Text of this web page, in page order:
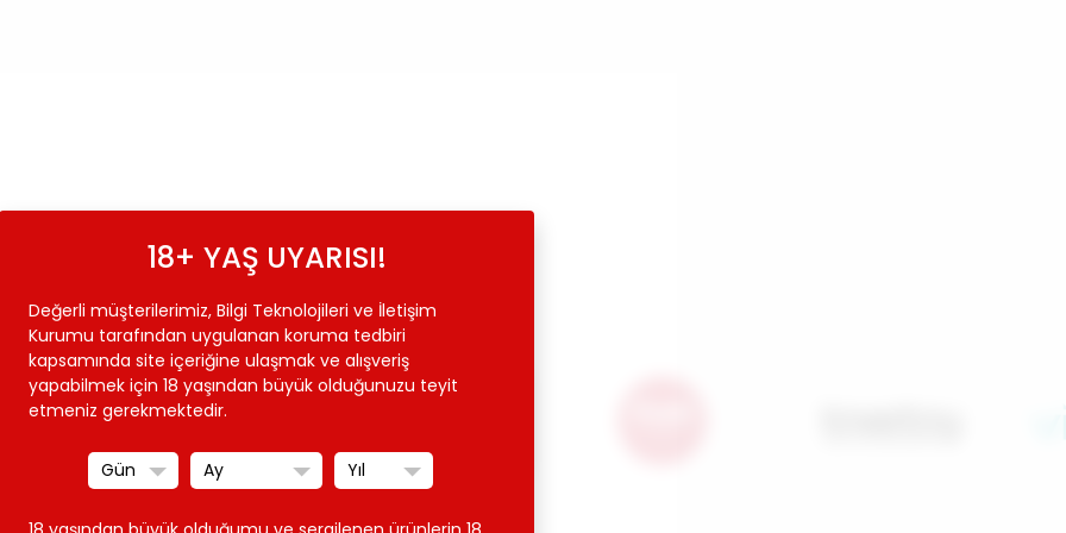
18+ YAŞ UYARISI!
Değerli müşterilerimiz, Bilgi Teknolojileri ve İletişim
Kurumu tarafından uygulanan koruma tedbiri
kapsamında site içeriğine ulaşmak ve alışveriş
yapabilmek için 18 yaşından büyük olduğunuzu teyit
etmeniz gerekmektedir.